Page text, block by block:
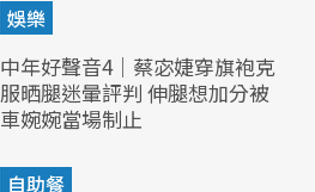
娛樂
中年好聲音4｜蔡宓婕穿旗袍克
服晒腿迷暈評判 伸腿想加分被
車婉婉當場制止
自助餐